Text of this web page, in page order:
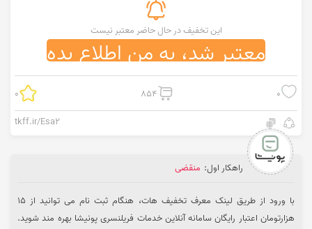
این تخفیف در حال حاضر معتبر نیست
معتبر شد، به من اطلاع بده
0
854
0
tkff.ir/Esa2
راهکار اول: منقضی
با ورود از طریق لینک معرف تخفیف هات، هنگام ثبت نام می‌ توانید از 15
هزارتومان اعتبار رایگان سامانه آنلاین خدمات فریلنسری پونیشا بهره ‌مند شوید.